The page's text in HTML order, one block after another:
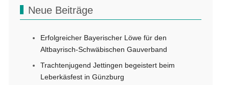
Neue Beiträge
Erfolgreicher Bayerischer Löwe für den
Altbayrisch-Schwäbischen Gauverband
Trachtenjugend Jettingen begeistert beim
Leberkäsfest in Günzburg